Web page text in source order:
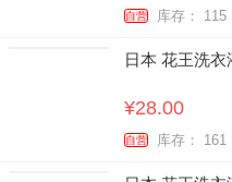
自营 库存： 115
日本 花王洗
¥28.00
自营 库存： 161